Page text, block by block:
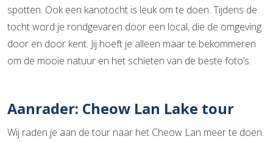
spotten. Ook een kanotocht is leuk om te doen. Tijdens de
tocht word je rondgevaren door een local, die de omgeving
door en door kent. Jij hoeft je alleen maar te bekommeren
om de mooie natuur en het schieten van de beste foto’s.
Aanrader: Cheow Lan Lake tour
Wij raden je aan de tour naar het Cheow Lan meer te doen.